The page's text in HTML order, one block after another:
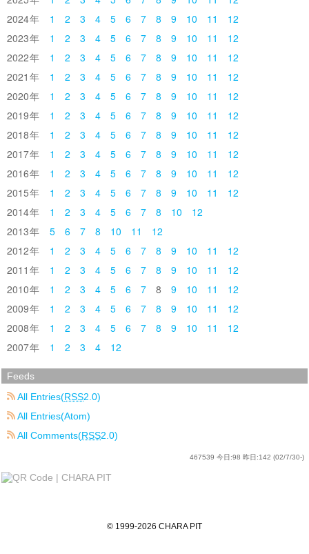
2024
1 2 3 4 5 6 7 8 9 10 11
12
2023
1 2 3 4 5 6 7 8 9 10 11
12
2022
1 2 3 4 5 6 7 8 9 10 11
12
2021
1 2 3 4 5 6 7 8 9 10 11
12
2020
1 2 3 4 5 6 7 8 9 10 11
12
2019
1 2 3 4 5 6 7 8 9 10 11
12
2018
1 2 3 4 5 6 7 8 9 10 11
12
2017
1 2 3 4 5 6 7 8 9 10 11
12
2016
1 2 3 4 5 6 7 8 9 10 11
12
2015
1 2 3 4 5 6 7 8 9 10 11
12
2014
1 2 3 4 5 6 7 8 10
12
2013
5 6 7 8 10 11
12
2012
1 2 3 4 5 6 7 8 9 10 11
12
2011
1 2 3 4 5 6 7 8 9 10 11
12
2010
1 2 3 4 5 6 7 8 9 10 11
12
2009
1 2 3 4 5 6 7 8 9 10 11
12
2008
1 2 3 4 5 6 7 8 9 10 11
12
2007
1 2 3 4 12
Feeds
All Entries(RSS2.0)
All Entries(Atom)
All Comments(RSS2.0)
467539 今日:98 昨日:142 (02/7/30-)
© 1999-2026 CHARA PIT